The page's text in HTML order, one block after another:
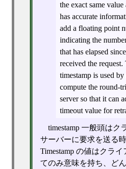
the exact same
has accurate
add a floating point
indicating the
that has elapsed
received the request.
timestamp is used
compute the round-
server so that it can
timeout value for
timestamp 一般頭はク
サーバーに要求を送る時
Timestamp の値はクラ
てのみ意味を持ち、ど